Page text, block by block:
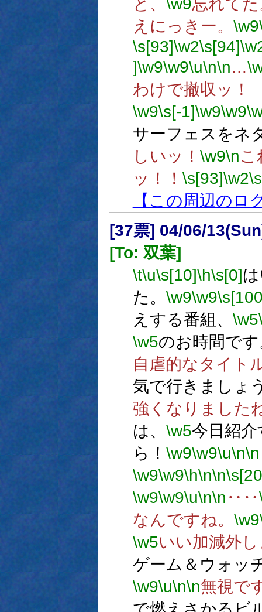
と、 \w9忘れて
えにっきー。 \w9
\s[93]\w2\s[94]
]\w9\w9\u\n\n…
わけで撤収ッ！
\w9\s[-1]\w9\w9
サーフェスをネ
しいッ！ \w9\nこ
ッ！！ \s[93]\w2
【この周辺のロ
[37票] 04/06/
[To: 双葉]
\t\u\s[10]\h\s[0]
た。 \w9\w9
えする番組、 \w5
\w5のお時間で
自虐的なタイト
気で行きましょ
強くなりました
は、 \w5今日紹
ら！ \w9\w9\u\n\n
\w9\w9\h\n\n
\w9\w9\u\n\n ‥‥
なんですね。 \w9
\w5いい加減外
ゲーム＆ウォッ
\w9\u\n\n無視で